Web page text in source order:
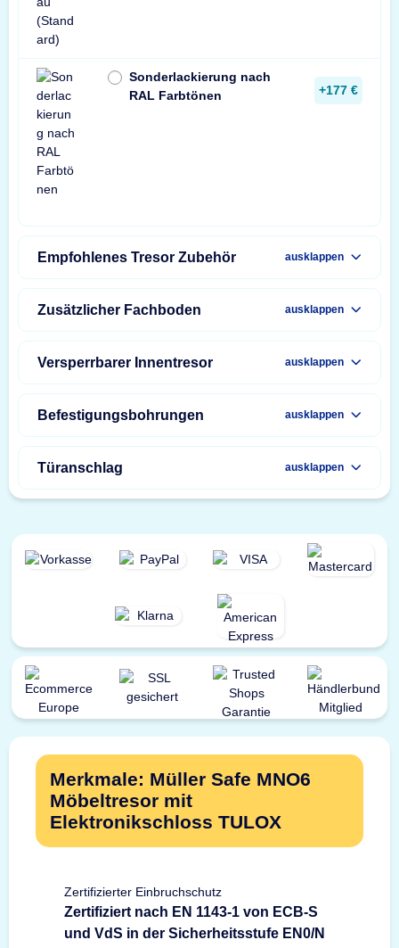
Sonderlackierung nach
RAL Farbtönen
+177 €
Empfohlenes Tresor Zubehör ausklappen
Zusätzlicher Fachboden ausklappen
Versperrbarer Innentresor ausklappen
Befestigungsbohrungen ausklappen
Türanschlag ausklappen
Merkmale: Müller Safe MNO6
Möbeltresor mit
Elektronikschloss TULOX
Zertifizierter Einbruchschutz
Zertifiziert nach EN 1143-1 von ECB-S
und VdS in der Sicherheitsstufe EN0/N